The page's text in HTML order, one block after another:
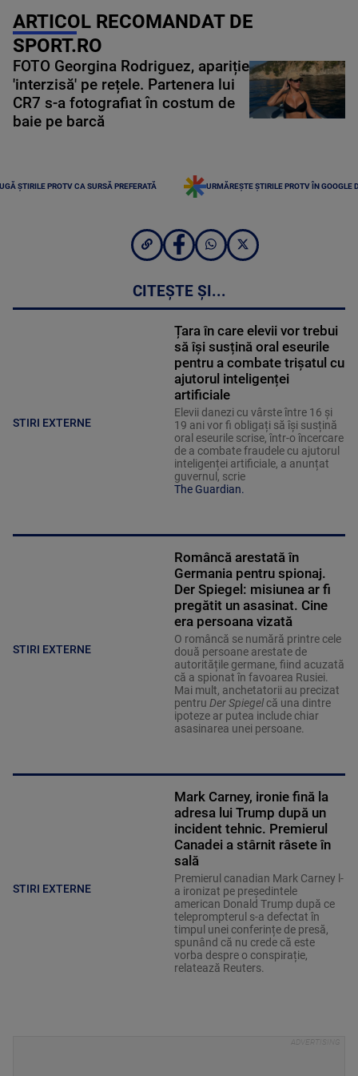
ARTICOL RECOMANDAT DE
SPORT.RO
FOTO Georgina Rodriguez, apariție
'interzisă' pe rețele. Partenera lui
CR7 s-a fotografiat în costum de
baie pe barcă
ȘTIRILE PROTV CA SURSĂ PREFERATĂ URMĂREȘTE ȘTIRILE PROTV ÎN GOOGLE
CITEȘTE ȘI...
STIRI EXTERNE
Țara în care elevii vor trebui
să își susțină oral eseurile
pentru a combate trișatul cu
ajutorul inteligenței
artificiale
Elevii danezi cu vârste între 16 și
19 ani vor fi obligați să își susțină
oral eseurile scrise, într-o încercare
de a combate fraudele cu ajutorul
inteligenței artificiale, a anunțat
guvernul, scrie
The Guardian.
STIRI EXTERNE
Româncă arestată în
Germania pentru spionaj.
Der Spiegel: misiunea ar fi
pregătit un asasinat. Cine
era persoana vizată
O româncă se numără printre cele
două persoane arestate de
autoritățile germane, fiind acuzată
că a spionat în favoarea Rusiei.
Mai mult, anchetatorii au precizat
pentru Der Spiegelcă una dintre
ipoteze ar putea include chiar
asasinarea unei persoane.
STIRI EXTERNE
Mark Carney, ironie fină la
adresa lui Trump după un
incident tehnic. Premierul
Canadei a stârnit râsete în
sală
Premierul canadian Mark Carney l-
a ironizat pe președintele
american Donald Trump după ce
teleprompterul s-a defectat în
timpul unei conferințe de presă,
spunând că nu crede că este
vorba despre o conspirație,
relatează Reuters.